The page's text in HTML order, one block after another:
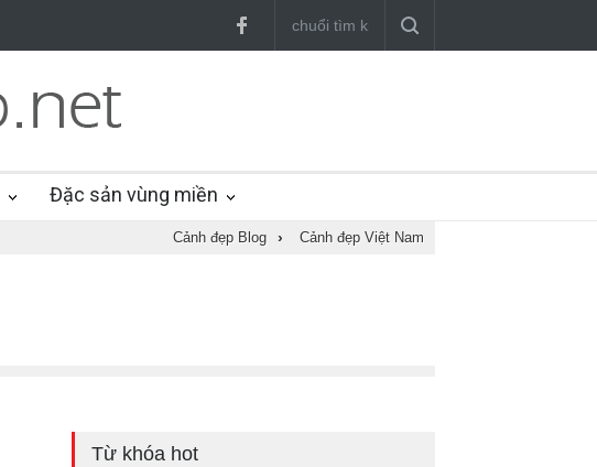
Đặc sản vùng miền
Cảnh đẹp Blog › Cảnh đẹp Việt Nam
Từ khóa hot